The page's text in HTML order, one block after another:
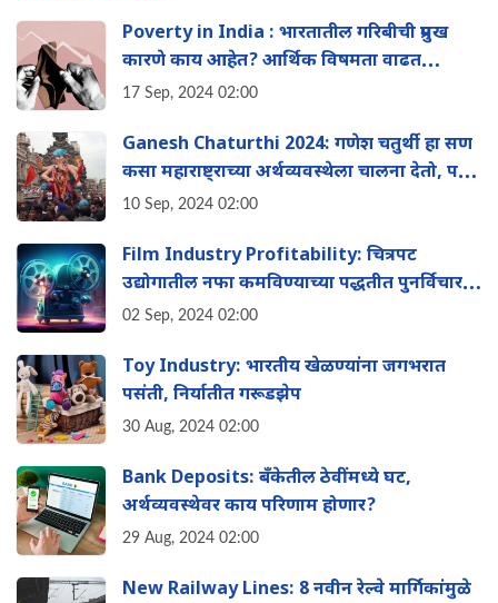
Poverty in India : भारतातील गरिबीची प्रमुख
कारणे काय आहेत? आर्थिक विषमता वाढत
चाललीये का? वाचा दीर्घ लेख‌
17 Sep, 2024 02:00
Ganesh Chaturthi 2024: गणेश चतुर्थी हा सण
कसा महाराष्ट्राच्या अर्थव्यवस्थेला चालना देतो, पहा
संपूर्ण माहिती
10 Sep, 2024 02:00
Film Industry Profitability: चित्रपट
उद्योगातील नफा कमविण्याच्या पद्धतीत पुनर्विचार
करण्याची वेळ आली आहे का? वाचा
02 Sep, 2024 02:00
Toy Industry: भारतीय खेळण्यांना जगभरात
पसंती, निर्यातीत गरूडझेप
30 Aug, 2024 02:00
Bank Deposits: बँकेतील ठेवींमध्ये घट,
अर्थव्यवस्थेवर काय परिणाम होणार?
29 Aug, 2024 02:00
New Railway Lines: 8 नवीन रेल्वे मार्गिकांमुळे